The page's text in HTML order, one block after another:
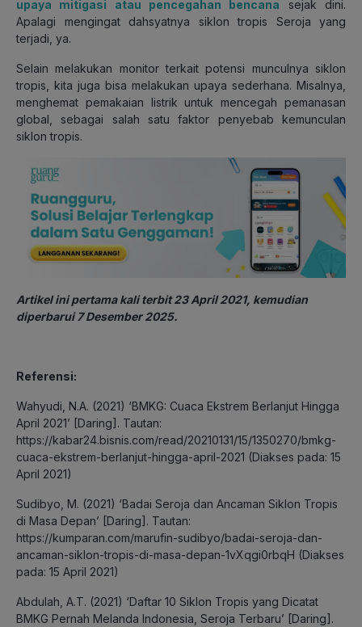
upaya mitigasi atau pencegahan bencana sejak dini.
Apalagi mengingat dahsyatnya siklon tropis Seroja yang
terjadi, ya.
Selain melakukan monitor terkait potensi munculnya siklon
tropis, kita juga bisa melakukan upaya sederhana. Misalnya,
menghemat pemakaian listrik untuk mencegah pemanasan
global, sebagai salah satu faktor penyebab kemunculan
siklon tropis.
Artikel ini pertama kali terbit 23 April 2021, kemudian
diperbarui 7 Desember 2025.
Referensi:
Wahyudi, N.A. (2021) ‘BMKG: Cuaca Ekstrem Berlanjut Hingga
April 2021’ [Daring]. Tautan:
https://kabar24.bisnis.com/read/20210131/15/1350270/bmkg-
cuaca-ekstrem-berlanjut-hingga-april-2021 (Diakses pada: 15
April 2021)
Sudibyo, M. (2021) ‘Badai Seroja dan Ancaman Siklon Tropis
di Masa Depan’ [Daring]. Tautan:
https://kumparan.com/marufin-sudibyo/badai-seroja-dan-
ancaman-siklon-tropis-di-masa-depan-1vXqgi0rbqH (Diakses
pada: 15 April 2021)
Abdulah, A.T. (2021) ‘Daftar 10 Siklon Tropis yang Dicatat
BMKG Pernah Melanda Indonesia, Seroja Terbaru’ [Daring].